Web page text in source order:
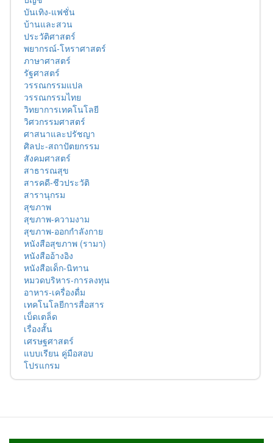
บันเทิง-แฟชั่น
บ้านและสวน
ประวัติศาสตร์
พยากรณ์-โหราศาสตร์
ภาษาศาสตร์
รัฐศาสตร์
วรรณกรรมแปล
วรรณกรรมไทย
วิทยาการเทคโนโลยี
วิศวกรรมศาสตร์
ศาสนาและปรัชญา
ศิลปะ-สถาปัตยกรรม
สังคมศาสตร์
สาธารณสุข
สารคดี-ชีวประวัติ
สารานุกรม
สุขภาพ
สุขภาพ-ความงาม
สุขภาพ-ออกกำลังกาย
หนังสือสุขภาพ (รามา)
หนังสืออ้างอิง
หนังสือเด็ก-นิทาน
หมวดบริหาร-การลงทุน
อาหาร-เครื่องดื่ม
เทคโนโลยีการสื่อสาร
เบ็ดเตล็ด
เรื่องสั้น
เศรษฐศาสตร์
แบบเรียน คู่มือสอบ
โปรแกรม